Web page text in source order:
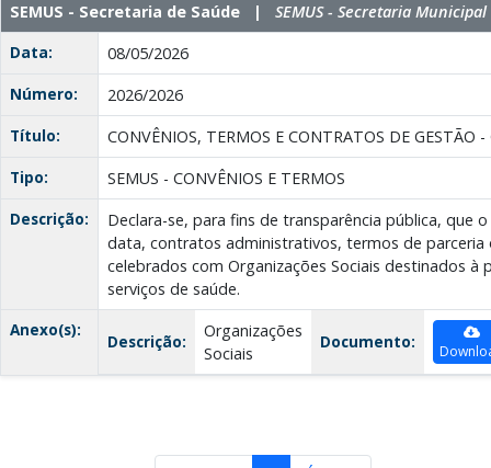
SEMUS - Secretaria de Saúde | SEMUS - Secretaria Municipal
Data:
08/05/2026
Número:
2026/2026
Título:
CONVÊNIOS, TERMOS E CONTRATOS DE GESTÃO
Tipo:
SEMUS - CONVÊNIOS E TERMOS
Descrição:
Declara-se, para fins de transparência pública, que
data, contratos administrativos, termos de parceria
celebrados com Organizações Sociais destinados à
serviços de saúde.
Anexo(s):
Descrição:
Organizações
Sociais
Documento: